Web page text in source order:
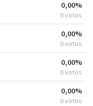
0,00%
0 votos
0,00%
0 votos
0,00%
0 votos
0,00%
0 votos